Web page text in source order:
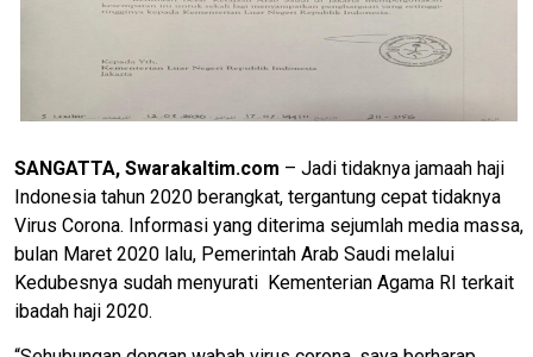
SANGATTA, Swarakaltim.com – Jadi tidaknya jamaah haji
Indonesia tahun 2020 berangkat, tergantung cepat tidaknya
Virus Corona. Informasi yang diterima sejumlah media massa,
bulan Maret 2020 lalu, Pemerintah Arab Saudi melalui
Kedubesnya sudah menyurati Kementerian Agama RI terkait
ibadah haji 2020.